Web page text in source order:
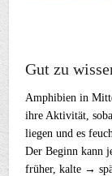
Gut zu
Amphibien in
ihre Aktivität,
liegen und es
Der Beginn kann
früher, kalte →